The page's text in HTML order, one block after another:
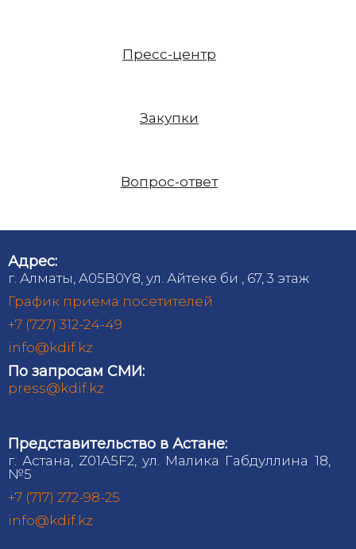
Пресс-центр
Закупки
Вопрос-ответ
Адрес:
г. Алматы, A05B0Y8, ул. Айтеке би , 67, 3 этаж
График приема посетителей
+7 (727) 312-24-49
info@kdif.kz
По запросам СМИ:
press@kdif.kz
Представительство в Астане:
г. Астана, Z01A5F2, ул. Малика Габдуллина 18,
№5
+7 (717) 272-98-25
info@kdif.kz